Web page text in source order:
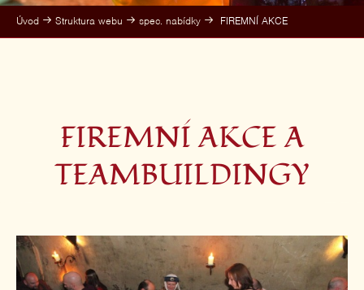
Úvod Struktura webu spec. nabídky FIREMNÍ AKCE
FIREMNÍ AKCE A
TEAMBUILDINGY